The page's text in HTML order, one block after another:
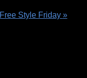
Free Style Friday »